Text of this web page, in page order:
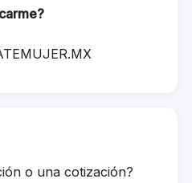
o una cotización?